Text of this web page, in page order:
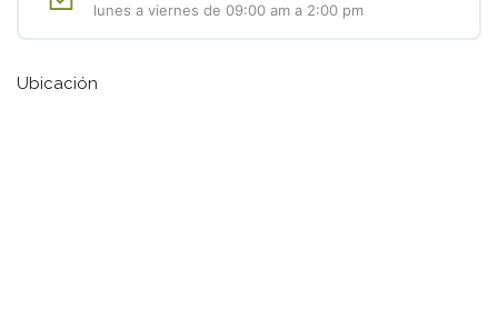
lunes a viernes de 09:00 am a 2:00 pm
Ubicación